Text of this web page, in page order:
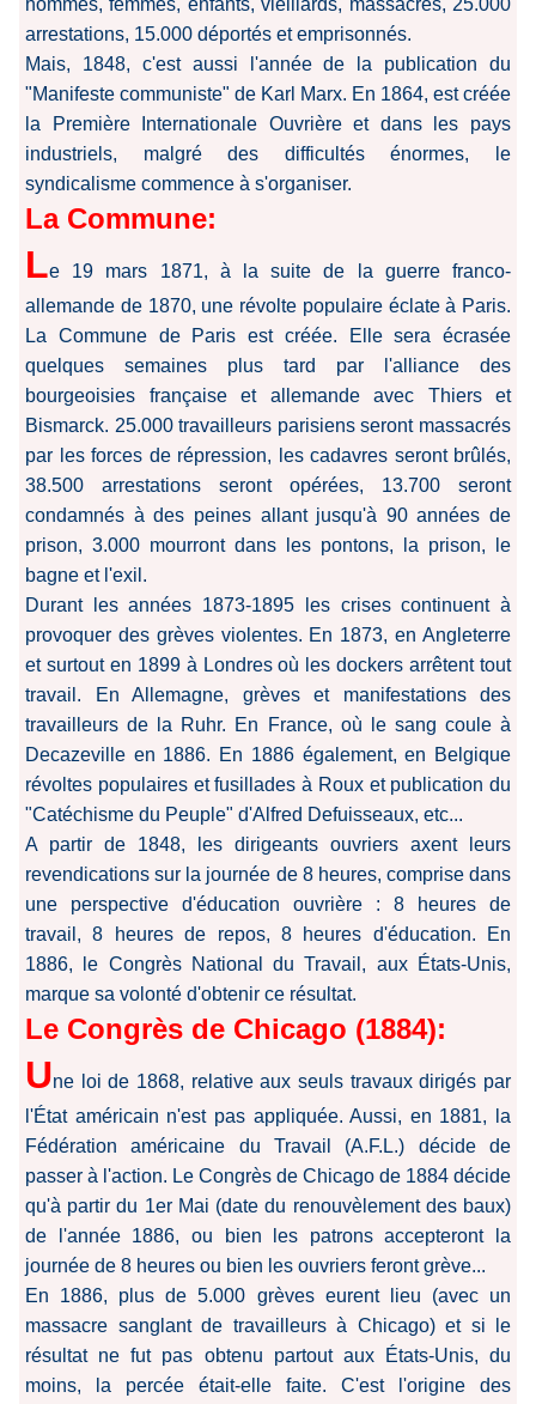
hommes, femmes, enfants, vieillards, massacrés, 25.000
arrestations, 15.000 déportés et emprisonnés.
Mais, 1848, c'est aussi l'année de la publication du
"Manifeste communiste" de Karl Marx. En 1864, est créée
la Première Internationale Ouvrière et dans les pays
industriels, malgré des difficultés énormes, le
syndicalisme commence à s'organiser.
La Commune:
Le 19 mars 1871, à la suite de la guerre franco-
allemande de 1870, une révolte populaire éclate à Paris.
La Commune de Paris est créée. Elle sera écrasée
quelques semaines plus tard par l'alliance des
bourgeoisies française et allemande avec Thiers et
Bismarck. 25.000 travailleurs parisiens seront massacrés
par les forces de répression, les cadavres seront brûlés,
38.500 arrestations seront opérées, 13.700 seront
condamnés à des peines allant jusqu'à 90 années de
prison, 3.000 mourront dans les pontons, la prison, le
bagne et l'exil.
Durant les années 1873-1895 les crises continuent à
provoquer des grèves violentes. En 1873, en Angleterre
et surtout en 1899 à Londres où les dockers arrêtent tout
travail. En Allemagne, grèves et manifestations des
travailleurs de la Ruhr. En France, où le sang coule à
Decazeville en 1886. En 1886 également, en Belgique
révoltes populaires et fusillades à Roux et publication du
"Catéchisme du Peuple" d'Alfred Defuisseaux, etc...
A partir de 1848, les dirigeants ouvriers axent leurs
revendications sur la journée de 8 heures, comprise dans
une perspective d'éducation ouvrière : 8 heures de
travail, 8 heures de repos, 8 heures d'éducation. En
1886, le Congrès National du Travail, aux États-Unis,
marque sa volonté d'obtenir ce résultat.
Le Congrès de Chicago (1884):
Une loi de 1868, relative aux seuls travaux dirigés par
l'État américain n'est pas appliquée. Aussi, en 1881, la
Fédération américaine du Travail (A.F.L.) décide de
passer à l'action. Le Congrès de Chicago de 1884 décide
qu'à partir du 1er Mai (date du renouvèlement des baux)
de l'année 1886, ou bien les patrons accepteront la
journée de 8 heures ou bien les ouvriers feront grève...
En 1886, plus de 5.000 grèves eurent lieu (avec un
massacre sanglant de travailleurs à Chicago) et si le
résultat ne fut pas obtenu partout aux États-Unis, du
moins, la percée était-elle faite. C'est l'origine des